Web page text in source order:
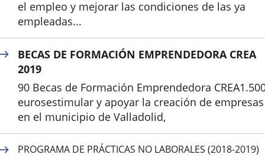
el empleo y mejorar las condiciones de las ya
empleadas...
BECAS DE FORMACIÓN EMPRENDEDORA CREA
2019
90 Becas de Formación Emprendedora
eurosestimular y apoyar la creación de empresas
en el municipio de Valladolid,
PROGRAMA DE PRÁCTICAS NO LABORALES (2018-2019)